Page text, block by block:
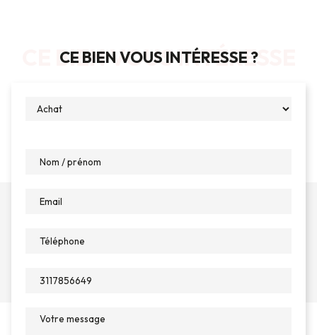
CE BIEN VOUS INTÉRESSE ?
CE BIEN VOUS INTÉRESSE